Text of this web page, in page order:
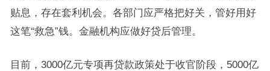
贴息，存在套利机会。各部门应严格把好关，管好用好
这笔“救急”钱。金融机构应做好贷后管理。
目前，3000亿元专项再贷款政策处于收官阶段，5000亿